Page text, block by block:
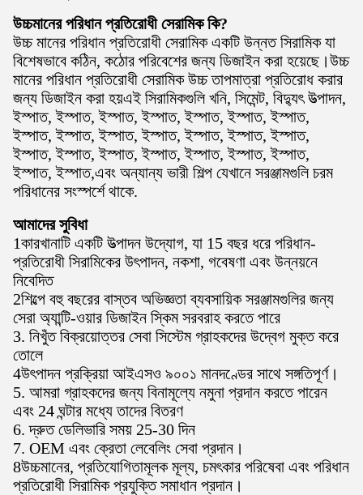
উচ্চমানের পরিধান প্রতিরোধী সেরামিক কি?
উচ্চ মানের পরিধান প্রতিরোধী সেরামিক একটি উন্নত সিরামিক যা
বিশেষভাবে কঠিন, কঠোর পরিবেশের জন্য ডিজাইন করা হয়েছে।উচ্চ
মানের পরিধান প্রতিরোধী সেরামিক উচ্চ তাপমাত্রা প্রতিরোধ করার
জন্য ডিজাইন করা হয়এই সিরামিকগুলি খনি, সিমেন্ট, বিদ্যুৎ উত্পাদন,
ইস্পাত, ইস্পাত, ইস্পাত, ইস্পাত, ইস্পাত, ইস্পাত, ইস্পাত,
ইস্পাত, ইস্পাত, ইস্পাত, ইস্পাত, ইস্পাত, ইস্পাত, ইস্পাত,
ইস্পাত, ইস্পাত, ইস্পাত, ইস্পাত, ইস্পাত, ইস্পাত, ইস্পাত,
ইস্পাত, ইস্পাত,এবং অন্যান্য ভারী শিল্প যেখানে সরঞ্জামগুলি চরম
পরিধানের সংস্পর্শে থাকে.
আমাদের সুবিধা
1কারখানাটি একটি উত্পাদন উদ্যোগ, যা 15 বছর ধরে পরিধান-
প্রতিরোধী সিরামিকের উৎপাদন, নকশা, গবেষণা এবং উন্নয়নে
নিবেদিত
2শিল্পে বহু বছরের বাস্তব অভিজ্ঞতা ব্যবসায়িক সরঞ্জামগুলির জন্য
সেরা অ্যান্টি-ওয়ার ডিজাইন স্কিম সরবরাহ করতে পারে
3. নিখুঁত বিক্রয়োত্তর সেবা সিস্টেম গ্রাহকদের উদ্বেগ মুক্ত করে
তোলে
4উৎপাদন প্রক্রিয়া আইএসও ৯০০১ মানদণ্ডের সাথে সঙ্গতিপূর্ণ।
5. আমরা গ্রাহকদের জন্য বিনামূল্যে নমুনা প্রদান করতে পারেন
এবং 24 ঘন্টার মধ্যে তাদের বিতরণ
6. দ্রুত ডেলিভারি সময় 25-30 দিন
7. OEM এবং ক্রেতা লেবেলিং সেবা প্রদান।
8উচ্চমানের, প্রতিযোগিতামূলক মূল্য, চমৎকার পরিষেবা এবং পরিধান
প্রতিরোধী সিরামিক প্রযুক্তি সমাধান প্রদান।